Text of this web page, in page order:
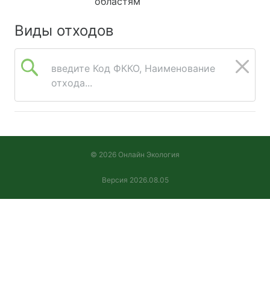
Виды отходов
введите Код ФККО, Наименование
отхода...
© 2026 Онлайн Экология
Версия 2026.08.05